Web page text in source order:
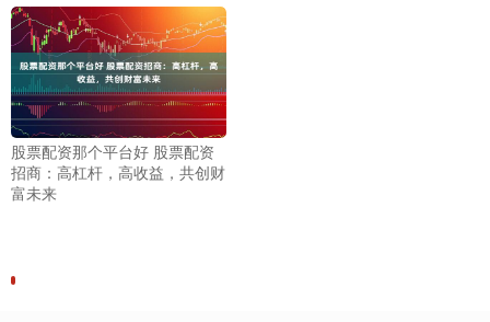
股票配资那个平台好 股票配资
招商：高杠杆，高收益，共创财
富未来